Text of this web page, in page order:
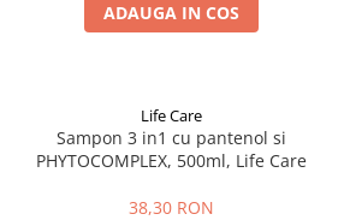
ADAUGA IN COS
Life Care
Sampon 3 in1 cu pantenol si
PHYTOCOMPLEX, 500ml, Life Care
38,30 RON